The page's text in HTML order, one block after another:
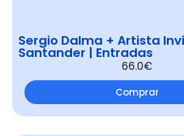
Sergio Dalma + Artista
Santander | Entradas
66.0€
Comprar